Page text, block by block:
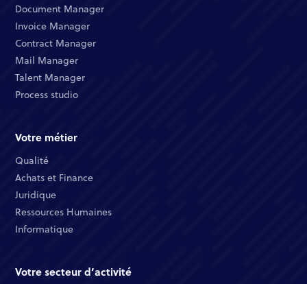
Document Manager​
Invoice Manager​
Contract Manager​
Mail Manager​
Talent Manager​
Process studio
Votre métier
Qualité​
Achats et Finance ​
Juridique​​
Ressources Humaines​
Informatique ​
Votre secteur d’activité